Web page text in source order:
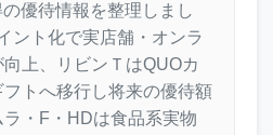
優待情報を整理しまし
ント化で実店舗・オンラ
上、リビンＴはQUOカ
トへ移行し将来の優待額
・F・HDは食品系実物